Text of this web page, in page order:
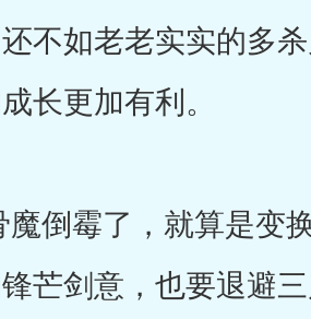
不如老老实实的多
长更加有利。
霉了，就算是变换
芒剑意，也要退避